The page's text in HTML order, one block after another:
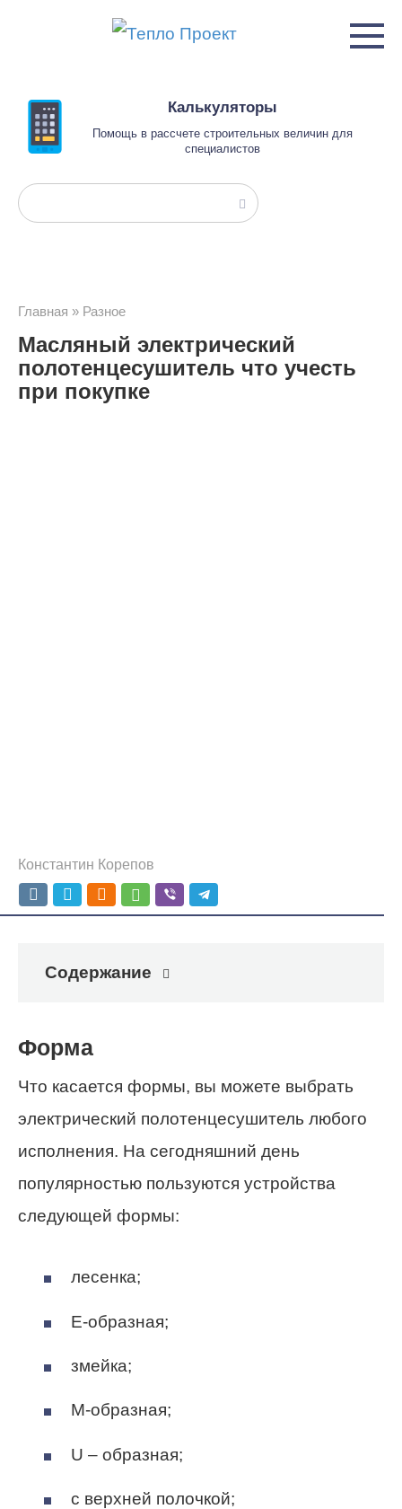
Калькуляторы
Помощь в рассчете строительных величин для
специалистов
Поиск:
Главная » Разное
Масляный электрический
полотенцесушитель что учесть
при покупке
Константин Корепов
Содержание
Форма
Что касается формы, вы можете выбрать
электрический полотенцесушитель любого
исполнения. На сегодняшний день
популярностью пользуются устройства
следующей формы:
лесенка;
Е-образная;
змейка;
М-образная;
U – образная;
с верхней полочкой;